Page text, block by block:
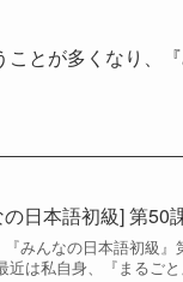
とが多くなり、
の日本語初級] 第50
『みんなの日本語初級
近は私自身、『まるご